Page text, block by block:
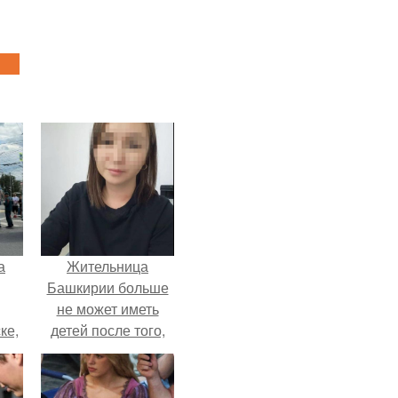
Жительница
Башкирии больше
не может иметь
детей после того,
как медики сделали
ей аборт на шестом